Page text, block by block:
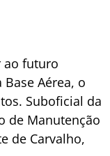
ao futuro
Aérea, o
Suboficial da
de Manutenção
de Carvalho,